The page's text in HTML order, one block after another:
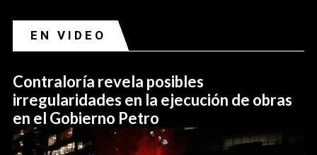
EN VIDEO
Contraloría revela posibles
irregularidades en la ejecución de obras
en el Gobierno Petro